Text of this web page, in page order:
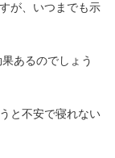
が、いつまでも示
あるのでしょう
と不安で寝れない